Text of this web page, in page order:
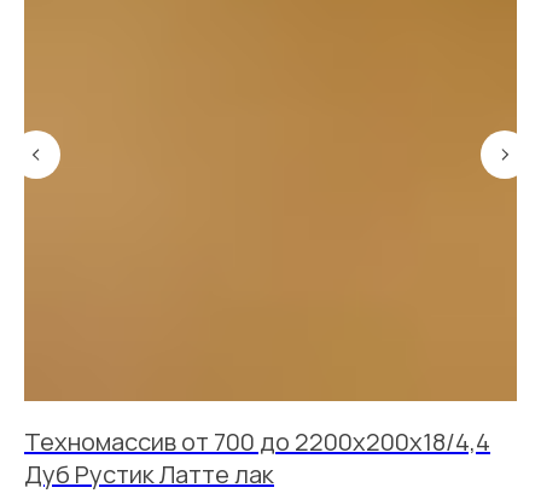
Техномассив от 700 до 2200х200х18/4,4
Дуб Рустик Латте лак